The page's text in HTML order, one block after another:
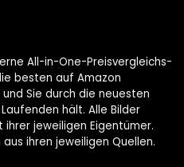
All-in-One-Preisvergleichs-
besten auf Amazon
Sie durch die neuesten
hält. Alle Bilder
jeweiligen Eigentümer.
ihren jeweiligen Quellen.